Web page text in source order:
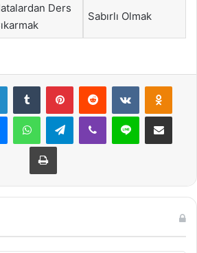
Ders
Sabırlı Olmak
LinkedInTumblr PinterestReddit VKontakte
MessengerWhatsAppTelegramViber Line E-Posta ile
Yazdır